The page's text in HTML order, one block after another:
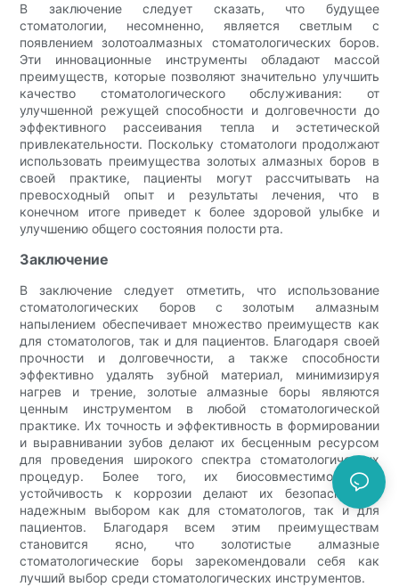
В заключение следует сказать, что будущее
стоматологии, несомненно, является светлым с
появлением золотоалмазных стоматологических боров.
Эти инновационные инструменты обладают массой
преимуществ, которые позволяют значительно улучшить
качество стоматологического обслуживания: от
улучшенной режущей способности и долговечности до
эффективного рассеивания тепла и эстетической
привлекательности. Поскольку стоматологи продолжают
использовать преимущества золотых алмазных боров в
своей практике, пациенты могут рассчитывать на
превосходный опыт и результаты лечения, что в
конечном итоге приведет к более здоровой улыбке и
улучшению общего состояния полости рта.
Заключение
В заключение следует отметить, что использование
стоматологических боров с золотым алмазным
напылением обеспечивает множество преимуществ как
для стоматологов, так и для пациентов. Благодаря своей
прочности и долговечности, а также способности
эффективно удалять зубной материал, минимизируя
нагрев и трение, золотые алмазные боры являются
ценным инструментом в любой стоматологической
практике. Их точность и эффективность в формировании
и выравнивании зубов делают их бесценным ресурсом
для проведения широкого спектра стоматологических
процедур. Более того, их биосовместимость и
устойчивость к коррозии делают их безопасным и
надежным выбором как для стоматологов, так и для
пациентов. Благодаря всем этим преимуществам
становится ясно, что золотистые алмазные
стоматологические боры зарекомендовали себя как
лучший выбор среди стоматологических инструментов.